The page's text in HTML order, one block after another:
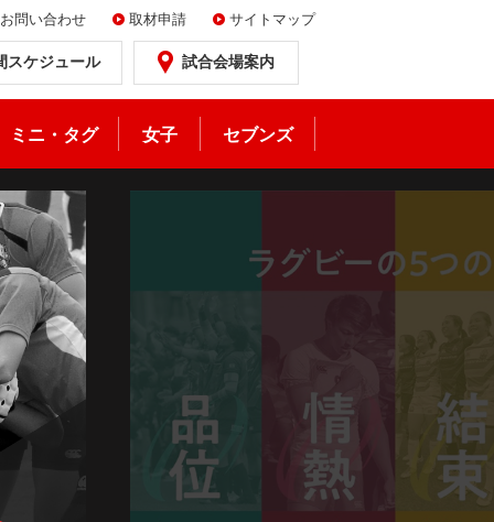
お問い合わせ 取材申請 サイトマップ
スケジュール 試合会場案内
ミニ・タグ 女子 セブンズ